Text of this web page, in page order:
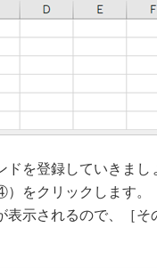
を登録していきまし
をクリックします。
表示されるので、［